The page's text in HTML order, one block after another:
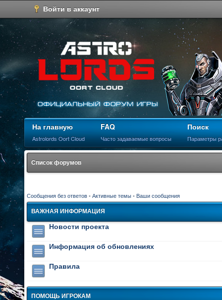
Войти в аккаунт
На главную
Astrolords Oort Cloud
FAQ
Часто задаваемые вопросы
Поиск
Параметры
Список форумов
Сообщения без ответов • Активные темы • Ваши сообщения
ВАЖНАЯ ИНФОРМАЦИЯ
Новости проекта
Информация об обновлениях
Правила
ПОМОЩЬ ИГРОКАМ